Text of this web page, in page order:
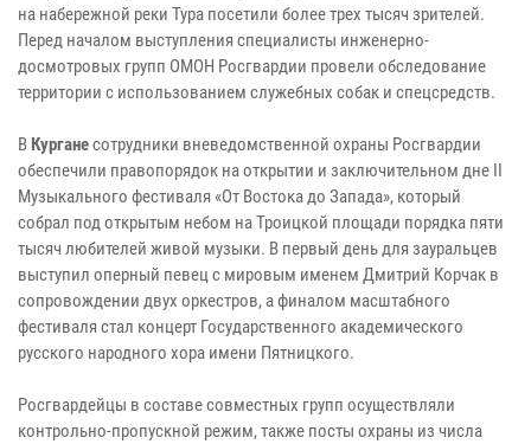
на набережной реки Тура посетили более трех тысяч зрителей.
Перед началом выступления специалисты инженерно-
досмотровых групп ОМОН Росгвардии провели обследование
территории с использованием служебных собак и спецсредств.
В Курганесотрудники вневедомственной охраны Росгвардии
обеспечили правопорядок на открытии и заключительном дне II
Музыкального фестиваля «От Востока до Запада», который
собрал под открытым небом на Троицкой площади порядка пяти
тысяч любителей живой музыки. В первый день для зауральцев
выступил оперный певец с мировым именем Дмитрий Корчак в
сопровождении двух оркестров, а финалом масштабного
фестиваля стал концерт Государственного академического
русского народного хора имени Пятницкого.
Росгвардейцы в составе совместных групп осуществляли
контрольно-пропускной режим, также посты охраны из числа